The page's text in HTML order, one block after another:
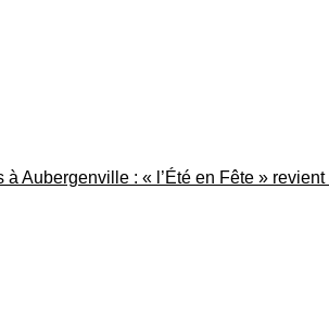
à Aubergenville : « l’Été en Fête »